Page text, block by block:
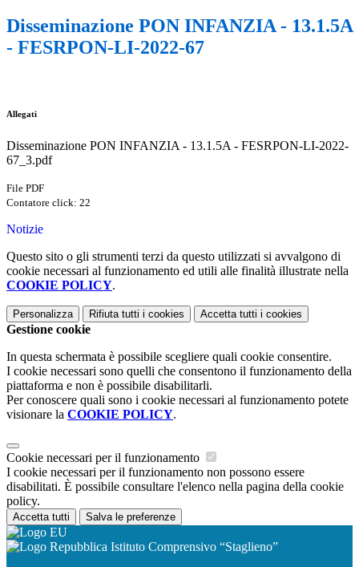
Disseminazione PON INFANZIA - 13.1.5A
- FESRPON-LI-2022-67
Allegati
Disseminazione PON INFANZIA - 13.1.5A - FESRPON-LI-2022-
67_3.pdf
File PDF
Contatore click: 22
Notizie
Questo sito o gli strumenti terzi da questo utilizzati si avvalgono di
cookie necessari al funzionamento ed utili alle finalità illustrate nella
COOKIE POLICY.
Personalizza Rifiuta tutti i cookies Accetta tutti i cookies
Gestione cookie
In questa schermata è possibile scegliere quali cookie consentire.
I cookie necessari sono quelli che consentono il funzionamento della
piattaforma e non è possibile disabilitarli.
Per conoscere quali sono i cookie necessari al funzionamento potete
visionare la COOKIE POLICY.
Cookie necessari per il funzionamento
I cookie necessari per il funzionamento non possono essere
disabilitati. È possibile consultare l'elenco nella pagina della cookie
policy.
Accetta tutti Salva le preferenze
Istituto Comprensivo “Staglieno”